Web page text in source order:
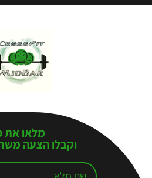
מלאו את
וקבלו הצעה